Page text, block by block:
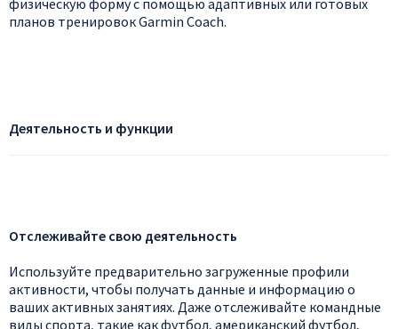
планов тренировок Garmin Coach.
Деятельность и функции
Отслеживайте свою деятельность
Используйте предварительно загруженные профили
активности, чтобы получать данные и информацию о
ваших активных занятиях. Даже отслеживайте командные
виды спорта, такие как футбол, американский футбол,